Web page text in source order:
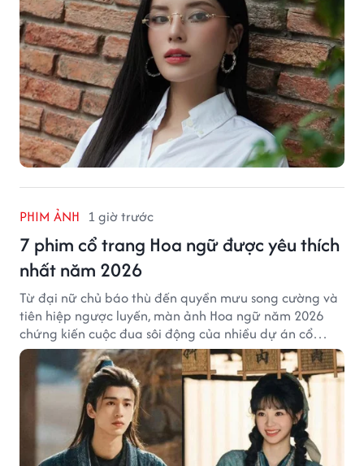
PHIM ẢNH 1 giờ trước
7 phim cổ trang Hoa ngữ được yêu thích
nhất năm 2026
Từ đại nữ chủ báo thù đến quyền mưu song cường và
tiên hiệp ngược luyến, màn ảnh Hoa ngữ năm 2026
chứng kiến cuộc đua sôi động của nhiều dự án cổ
trang có độ thảo luận cao.